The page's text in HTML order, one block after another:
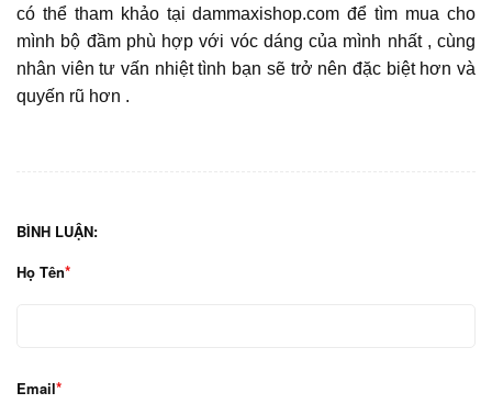
có thể tham khảo tại dammaxishop.com để tìm mua cho
mình bộ đầm phù hợp với vóc dáng của mình nhất , cùng
nhân viên tư vấn nhiệt tình bạn sẽ trở nên đặc biệt hơn và
quyến rũ hơn .
BÌNH LUẬN:
Họ Tên
Email